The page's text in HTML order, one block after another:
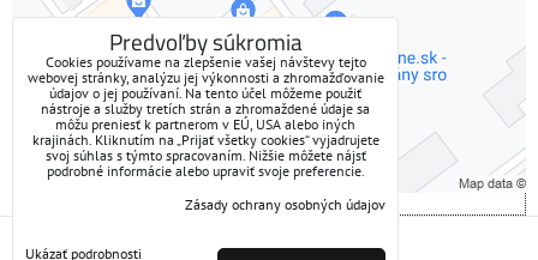
Povoliť tentokrát
Povoliť a zapamätať - súhlas s druhom cookie: Funkčné
Otvoriť obsah v novom okne
Predvoľby súkromia
Cookies používame na zlepšenie vašej návštevy tejto
webovej stránky, analýzu jej výkonnosti a zhromažďovanie
údajov o jej používaní. Na tento účel môžeme použiť
nástroje a služby tretích strán a zhromaždené údaje sa
môžu preniesť k partnerom v EÚ, USA alebo iných
krajinách. Kliknutím na „Prijať všetky cookies“ vyjadrujete
svoj súhlas s týmto spracovaním. Nižšie môžete nájsť
podrobné informácie alebo upraviť svoje preferencie.
Zásady ochrany osobných údajov
Ukázať podrobnosti